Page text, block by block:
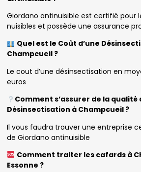
Giordano antinuisible est certifié
nuisibles et possède une assurance
Quel est le Coût d’une
Champcueil ?
Le cout d’une désinsectisation en
euros
Comment s’assurer de la qualité
Désinsectisation à Champcueil ?
Il vous faudra trouver une entreprise
de Giordano antinuisible
Comment traiter les cafards à
Essonne ?